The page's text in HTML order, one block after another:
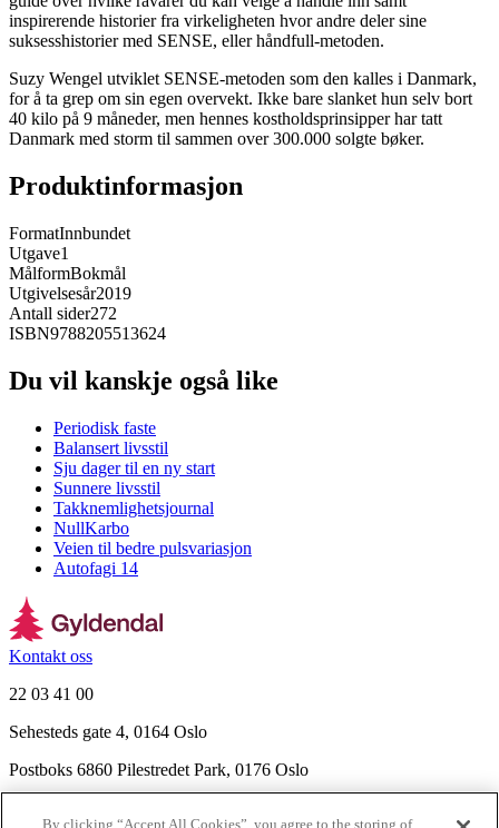
inspirerende historier fra virkeligheten hvor andre deler sine
suksesshistorier med SENSE, eller håndfull-metoden.
Suzy Wengel utviklet SENSE-metoden som den kalles i Danmark,
for å ta grep om sin egen overvekt. Ikke bare slanket hun selv bort
40 kilo på 9 måneder, men hennes kostholdsprinsipper har tatt
Danmark med storm til sammen over 300.000 solgte bøker.
Produktinformasjon
FormatInnbundet
Utgave1
MålformBokmål
Utgivelsesår2019
Antall sider272
ISBN9788205513624
Du vil kanskje også like
Periodisk faste
Balansert livsstil
Sju dager til en ny start
Sunnere livsstil
Takknemlighetsjournal
NullKarbo
Veien til bedre pulsvariasjon
Autofagi 14
Kontakt oss
22 03 41 00
Sehesteds gate 4, 0164 Oslo
Postboks 6860 Pilestredet Park, 0176 Oslo
By clicking “Accept All Cookies”, you agree to the storing of